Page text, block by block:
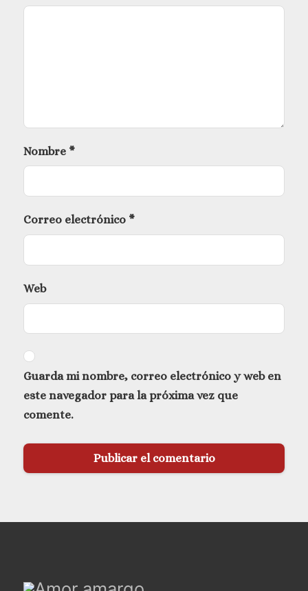
Nombre *
Correo electrónico *
Web
Guarda mi nombre, correo electrónico y web en
este navegador para la próxima vez que
comente.